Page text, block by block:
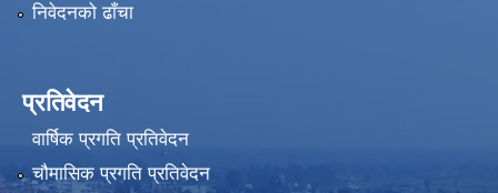
निवेदनको ढाँचा
प्रतिवेदन
वार्षिक प्रगति प्रतिवेदन
चौमासिक प्रगति प्रतिवेदन